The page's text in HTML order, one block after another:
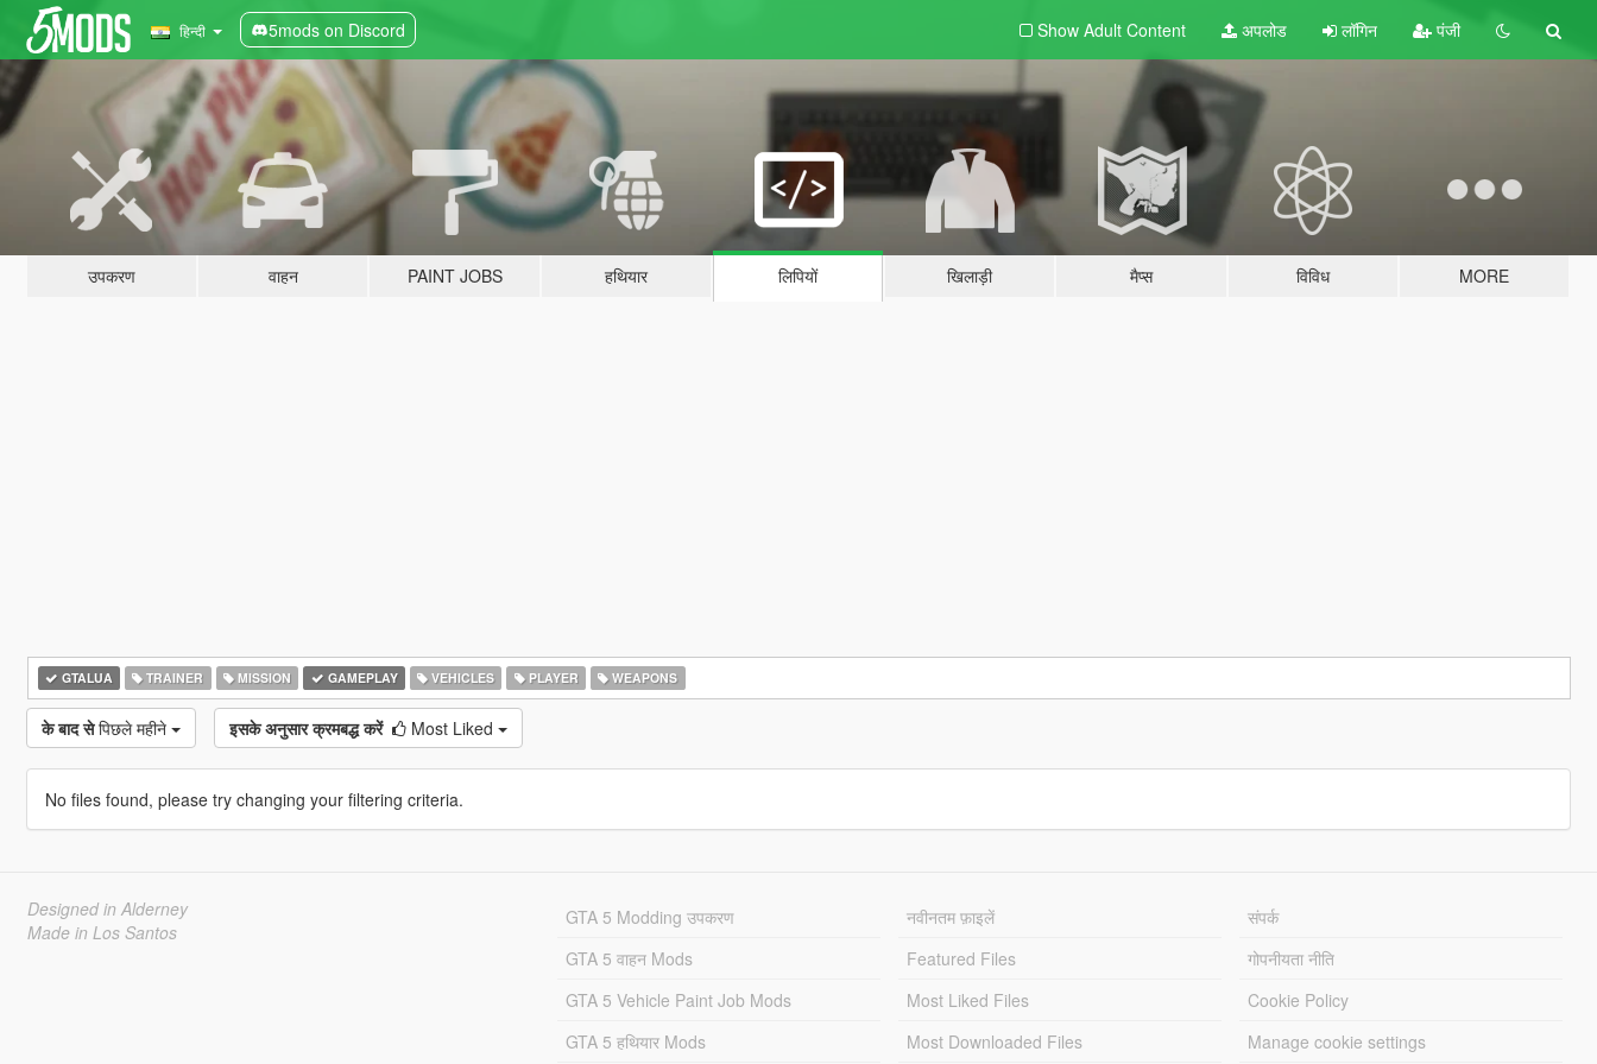
हिन्दी 5mods on Discord Show Adult Content अपलोड लॉगिन पंजी
उपकरण वाहन PAINT JOBS हथियार लिपियों खिलाड़ी मैप्स विविध MORE
GTALUA TRAINER MISSION GAMEPLAY VEHICLES PLAYER WEAPONS
के बाद से पिछले महीने इसके अनुसार क्रमबद्ध करें Most Liked
No files found, please try changing your filtering criteria.
Designed in Alderney
Made in Los Santos
GTA 5 Modding उपकरण
GTA 5 वाहन Mods
GTA 5 Vehicle Paint Job Mods
GTA 5 हथियार Mods
नवीनतम फ़ाइलें
Featured Files
Most Liked Files
Most Downloaded Files
संपर्क
गोपनीयता नीति
Cookie Policy
Manage cookie settings